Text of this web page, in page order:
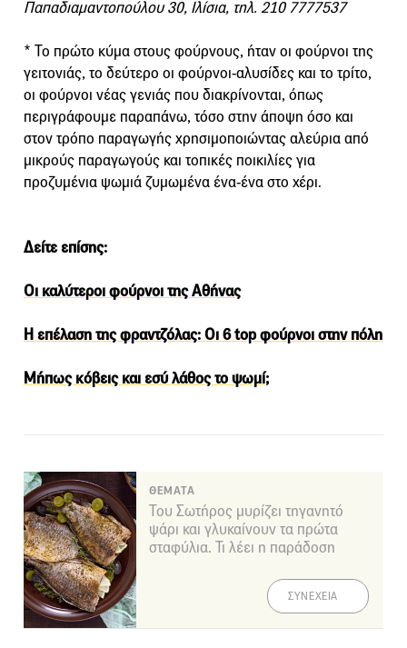
Παπαδιαμαντοπούλου 30, Ιλίσια, τηλ. 210 7777537
* Το πρώτο κύμα στους φούρνους, ήταν οι φούρνοι της
γειτονιάς, το δεύτερο οι φούρνοι-αλυσίδες και το τρίτο,
οι φούρνοι νέας γενιάς που διακρίνονται, όπως
περιγράφουμε παραπάνω, τόσο στην άποψη όσο και
στον τρόπο παραγωγής χρησιμοποιώντας αλεύρια από
μικρούς παραγωγούς και τοπικές ποικιλίες για
προζυμένια ψωμιά ζυμωμένα ένα-ένα στο χέρι.
Δείτε επίσης:
Οι καλύτεροι φούρνοι της Αθήνας
Η επέλαση της φραντζόλας: Οι 6 top φούρνοι στην πόλη
Μήπως κόβεις και εσύ λάθος το ψωμί;
ΘΕΜΑΤΑ
Του Σωτήρος μυρίζει τηγανητό
ψάρι και γλυκαίνουν τα πρώτα
σταφύλια. Τι λέει η παράδοση
ΣΥΝΕΧΕΙΑ